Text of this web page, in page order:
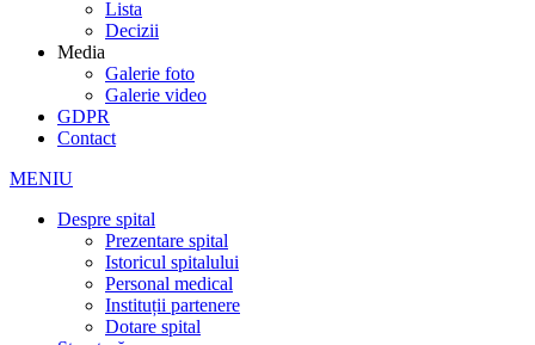
Lista
Decizii
Media
Galerie foto
Galerie video
GDPR
Contact
MENIU
Despre spital
Prezentare spital
Istoricul spitalului
Personal medical
Instituții partenere
Dotare spital